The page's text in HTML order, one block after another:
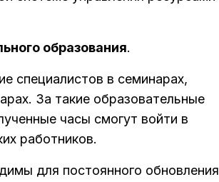
образования.
специалистов в семинарах,
За такие образовательные
часы смогут войти в
работников.
для постоянного обновления